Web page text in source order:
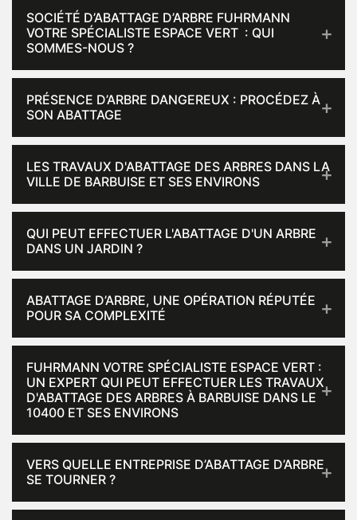
SOCIÉTÉ D’ABATTAGE D’ARBRE FUHRMANN
VOTRE SPÉCIALISTE ESPACE VERT : QUI
SOMMES-NOUS ?
PRÉSENCE D’ARBRE DANGEREUX : PROCÉDEZ À
SON ABATTAGE
LES TRAVAUX D'ABATTAGE DES ARBRES DANS LA
VILLE DE BARBUISE ET SES ENVIRONS
QUI PEUT EFFECTUER L'ABATTAGE D'UN ARBRE
DANS UN JARDIN ?
ABATTAGE D’ARBRE, UNE OPÉRATION RÉPUTÉE
POUR SA COMPLEXITÉ
FUHRMANN VOTRE SPÉCIALISTE ESPACE VERT :
UN EXPERT QUI PEUT EFFECTUER LES TRAVAUX
D'ABATTAGE DES ARBRES À BARBUISE DANS LE
10400 ET SES ENVIRONS
VERS QUELLE ENTREPRISE D’ABATTAGE D’ARBRE
SE TOURNER ?